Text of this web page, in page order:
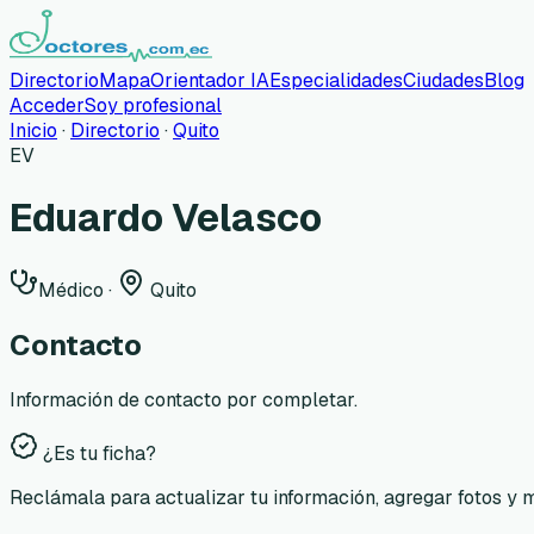
DirectorioMapaOrientador IAEspecialidadesCiudadesBlog
AccederSoy profesional
Inicio · Directorio ·Quito
EV
Eduardo Velasco
Médico · Quito
Contacto
Información de contacto por completar.
¿Es tu ficha?
Reclámala para actualizar tu información, agregar fotos y